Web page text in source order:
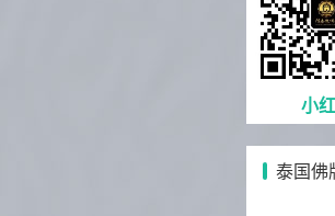
小
泰国佛